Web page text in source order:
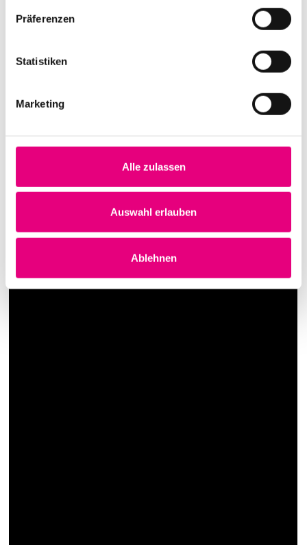
Präferenzen
Statistiken
Marketing
Alle zulassen
Auswahl erlauben
Ablehnen